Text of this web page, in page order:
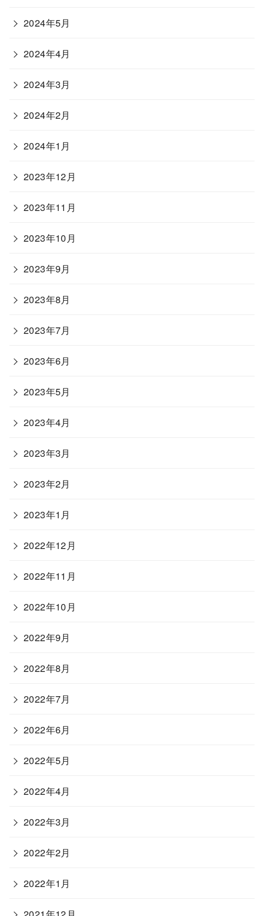
2024年5月
2024年4月
2024年3月
2024年2月
2024年1月
2023年12月
2023年11月
2023年10月
2023年9月
2023年8月
2023年7月
2023年6月
2023年5月
2023年4月
2023年3月
2023年2月
2023年1月
2022年12月
2022年11月
2022年10月
2022年9月
2022年8月
2022年7月
2022年6月
2022年5月
2022年4月
2022年3月
2022年2月
2022年1月